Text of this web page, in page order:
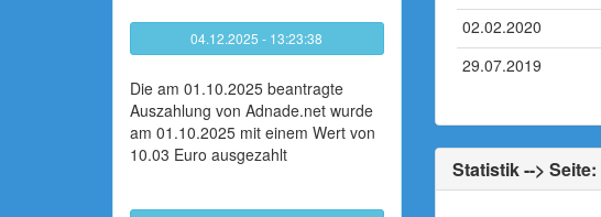
04.12.2025 - 13:23:38
Die am 01.10.2025 beantragte
Auszahlung von Adnade.net wurde
am 01.10.2025 mit einem Wert von
10.03 Euro ausgezahlt
02.02.2020
29.07.2019
Statistik --> Seite: